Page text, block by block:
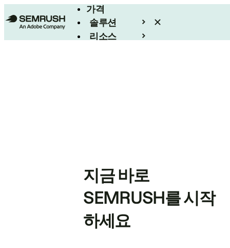
가격
솔루션
리소스
지금 바로
SEMRUSH를 시작
하세요